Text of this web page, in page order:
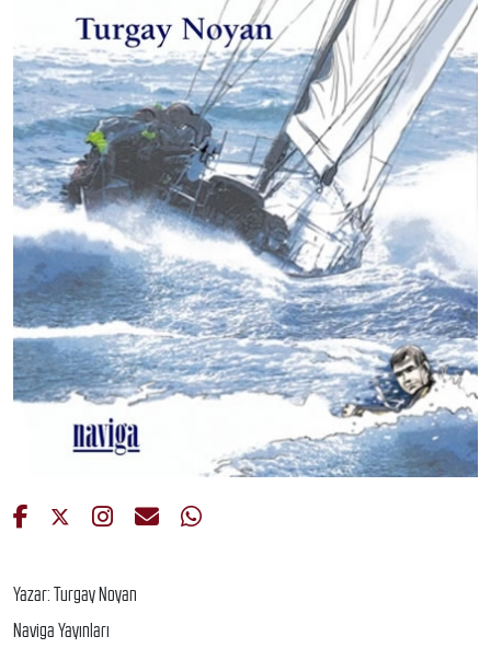
Yazar: Turgay Noyan
Naviga Yayınları